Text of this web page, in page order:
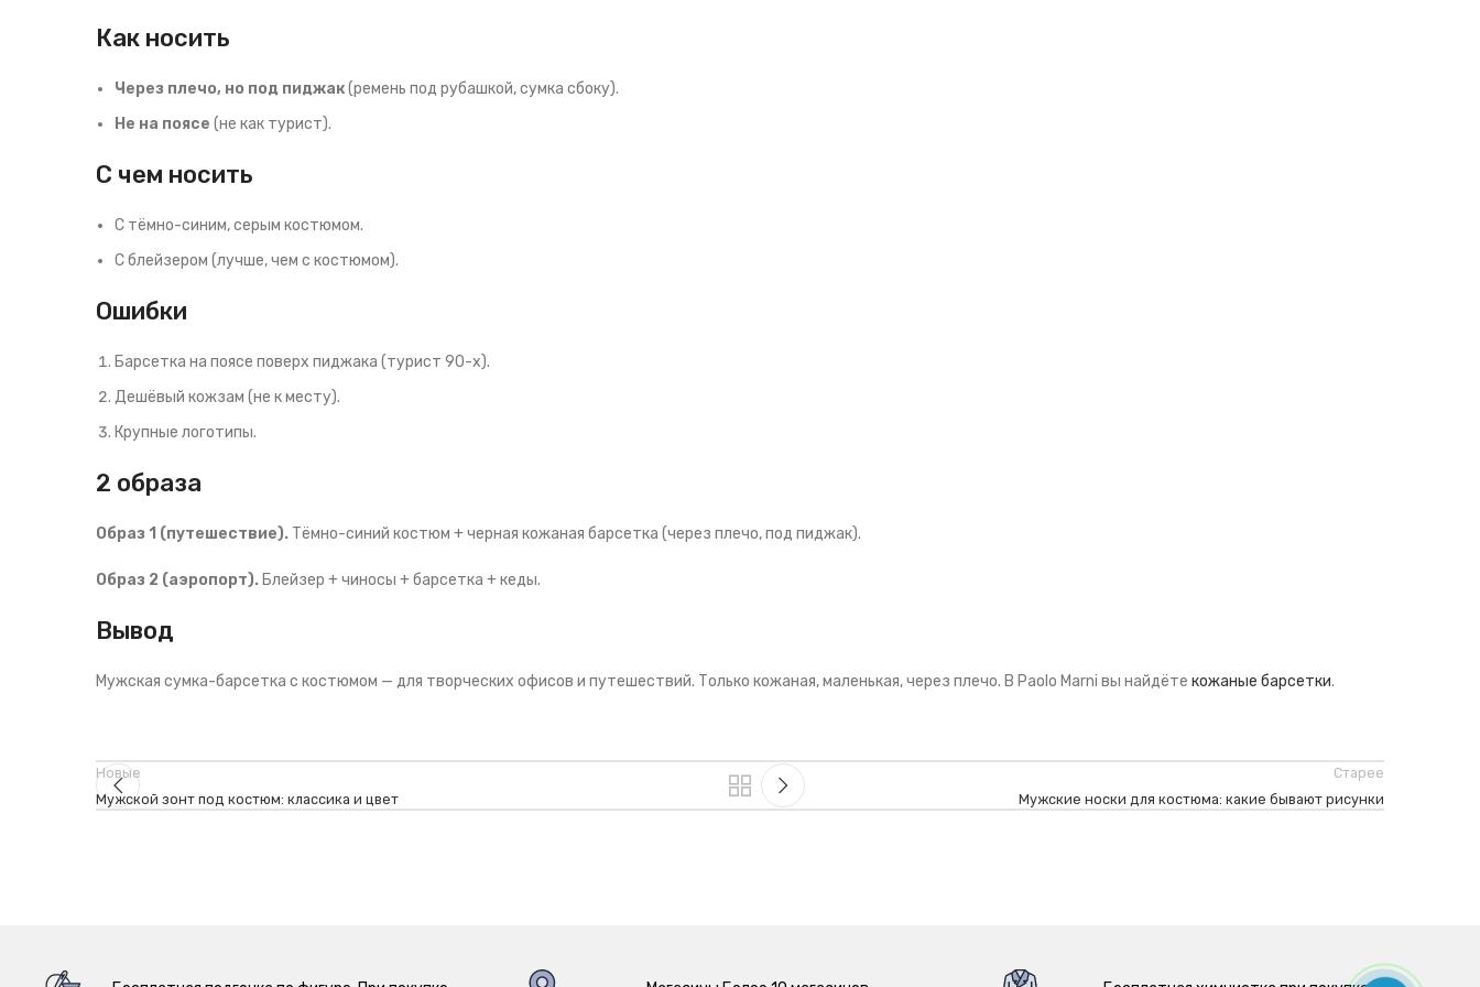
Как носить
Через плечо, но под пиджак(ремень под рубашкой, сумка сбоку).
Не на поясе (не как турист).
С чем носить
С тёмно-синим, серым костюмом.
С блейзером (лучше, чем с костюмом).
Ошибки
Барсетка на поясе поверх пиджака (турист 90-х).
Дешёвый кожзам (не к месту).
Крупные логотипы.
2 образа
Образ 1 (путешествие). Тёмно-синий костюм + черная кожаная барсетка (через плечо, под пиджак).
Образ 2 (аэропорт). Блейзер + чиносы + барсетка + кеды.
Вывод
Мужская сумка-барсетка с костюмом — для творческих офисов и путешествий. Только кожаная, маленькая, через плечо. В Paolo Marni вы найдёте кожаные барсетки.
Новые
Мужской зонт под костюм: классика и цвет
Старее
Мужские носки для костюма: какие бывают рисунки